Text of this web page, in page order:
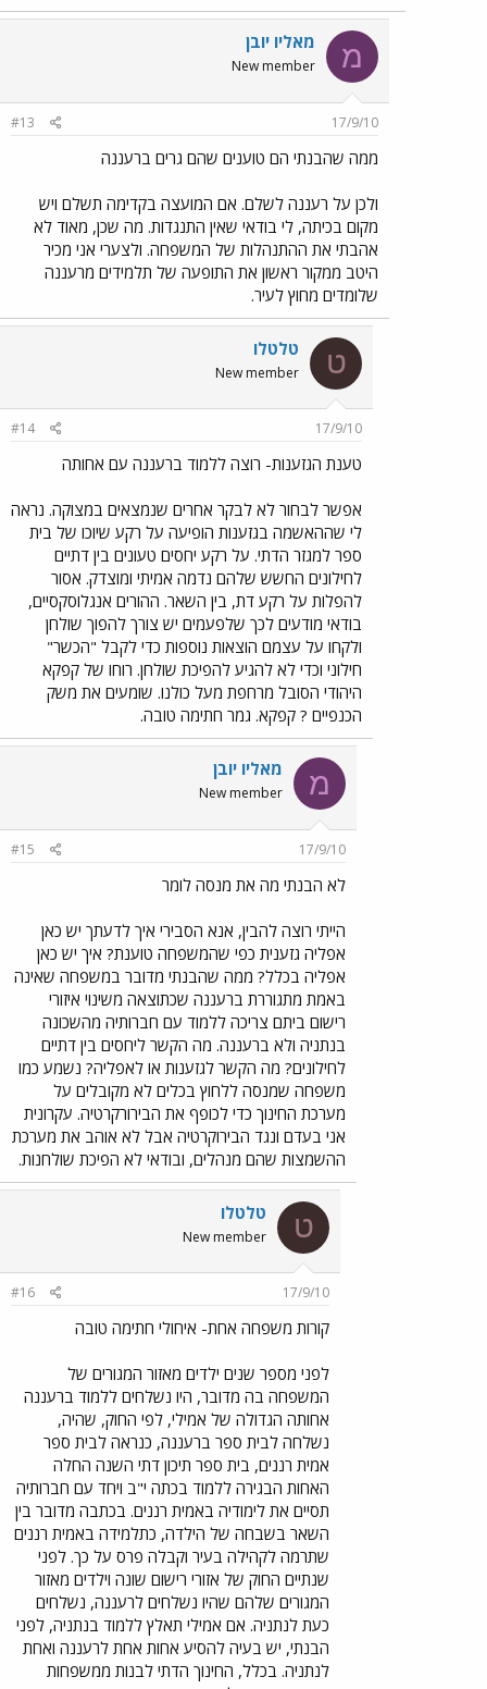
מ מאליו יובן
New member
17/9/10
#13
ממה שהבנתי הם טוענים שהם גרים ברעננה
ולכן על רעננה לשלם. אם המועצה בקדימה תשלם ויש
מקום בכיתה, לי בודאי שאין התנגדות. מה שכן, מאוד לא
אהבתי את ההתנהלות של המשפחה. ולצערי אני מכיר
היטב ממקור ראשון את התופעה של תלמידים מרעננה
שלומדים מחוץ לעיר.
ט טלטלו
New member
17/9/10
#14
טענת הגזענות- רוצה ללמוד ברעננה עם אחותה
אפשר לבחור לא לבקר אחרים שנמצאים במצוקה. נראה
לי שההאשמה בגזענות הופיעה על רקע שיוכו של בית
ספר למגזר הדתי. על רקע יחסים טעונים בין דתיים
לחילונים החשש שלהם נדמה אמיתי ומוצדק. אסור
להפלות על רקע דת, בין השאר. ההורים אנגלוסקסיים,
בודאי מודעים לכך שלפעמים יש צורך להפוך שולחן
ולקחו על עצמם הוצאות נוספות כדי לקבל "הכשר"
חילוני וכדי לא להגיע להפיכת שולחן. רוחו של קפקא
היהודי הסובל מרחפת מעל כולנו. שומעים את משק
הכנפיים ? קפקא. גמר חתימה טובה.
מ מאליו יובן
New member
17/9/10
#15
לא הבנתי מה את מנסה לומר
הייתי רוצה להבין, אנא הסבירי איך לדעתך יש כאן
אפליה גזענית כפי שהמשפחה טוענת? איך יש כאן
אפליה בכלל? ממה שהבנתי מדובר במשפחה שאינה
באמת מתגוררת ברעננה שכתוצאה משינוי איזורי
רישום ביתם צריכה ללמוד עם חברותיה מהשכונה
בנתניה ולא ברעננה. מה הקשר ליחסים בין דתיים
לחילונים? מה הקשר לגזענות או לאפליה? נשמע כמו
משפחה שמנסה ללחוץ בכלים לא מקובלים על
מערכת החינוך כדי לכופף את הבירורקרטיה. עקרונית
אני בעדם ונגד הבירוקרטיה אבל לא אוהב את מערכת
ההשמצות שהם מנהלים, ובודאי לא הפיכת שולחנות.
ט טלטלו
New member
17/9/10
#16
קורות משפחה אחת- איחולי חתימה טובה
לפני מספר שנים ילדים מאזור המגורים של
המשפחה בה מדובר, היו נשלחים ללמוד ברעננה
אחותה הגדולה של אמילי, לפי החוק, שהיה,
נשלחה לבית ספר ברעננה, כנראה לבית ספר
אמית רננים, בית ספר תיכון דתי השנה החלה
האחות הבגירה ללמוד בכתה י"ב ויחד עם חברותיה
תסיים את לימודיה באמית רננים. בכתבה מדובר בין
השאר בשבחה של הילדה, כתלמידה באמית רננים
שתרמה לקהילה בעיר וקבלה פרס על כך. לפני
שנתיים החוק של אזורי רישום שונה וילדים מאזור
המגורים שלהם שהיו נשלחים לרעננה, נשלחים
כעת לנתניה. אם אמילי תאלץ ללמוד בנתניה, לפני
הבנתי, יש בעיה להסיע אחות אחת לרעננה ואחת
לנתניה. בכלל, החינוך הדתי לבנות ממשפחות